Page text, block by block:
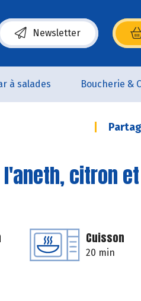
Newsletter
dans une nouvelle
à salades
citron
Cuisson
20 min